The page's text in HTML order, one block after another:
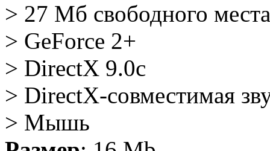
> 27 Мб свободного
> GeForce 2+
> DirectX 9.0c
> DirectX-совместимая
> Мышь